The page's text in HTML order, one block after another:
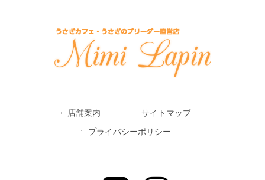
店舗案内 サイトマップ
プライバシーポリシー